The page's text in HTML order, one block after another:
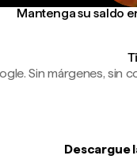
Mantenga su saldo
Sin márgenes, sin
Descargue